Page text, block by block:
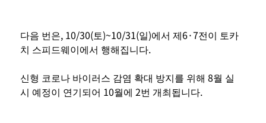
다음 번은, 10/30(토)~10/31(일)에서 제6·7전이 토카
치 스피드웨이에서 행해집니다.
신형 코로나 바이러스 감염 확대 방지를 위해 8월 실
시 예정이 연기되어 10월에 2번 개최됩니다.